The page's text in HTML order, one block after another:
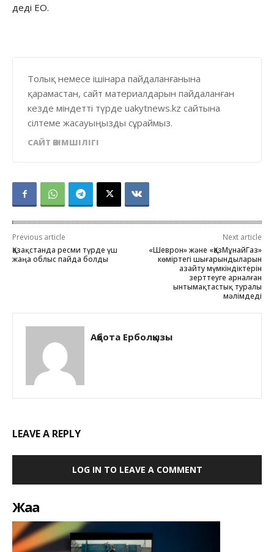
деді ЕО.
Толық немесе ішінара пайдаланғанына
қарамастан, сайт материалдарын пайдаланған
кезде міндетті түрде uakytnews.kz сайтына
сілтеме жасауыңызды сұраймыз.
САЙТ ӘКІМШІЛІГІ
Previous article
Қазақстанда ресми түрде үш
жаңа облыс пайда болды
Next article
«Шеврон» және «ҚазМұнайГаз»
көміртегі шығарындыларын
азайту мүмкіндіктерін
зерттеуге арналған
ынтымақтастық туралы
мәлімдеді
Ақбота Ерболқызы
LEAVE A REPLY
LOG IN TO LEAVE A COMMENT
Жаңа